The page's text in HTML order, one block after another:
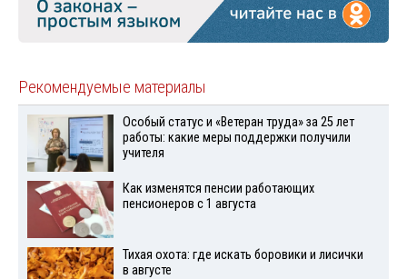
Рекомендуемые материалы
Особый статус и «Ветеран труда» за 25 лет
работы: какие меры поддержки получили
учителя
Как изменятся пенсии работающих
пенсионеров с 1 августа
Тихая охота: где искать боровики и лисички
в августе